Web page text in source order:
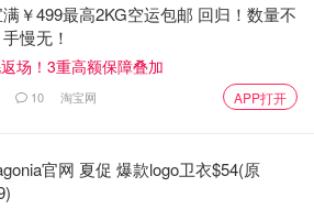
而更容易操作
下睫毛
￥499最高2KG空运包邮 回归！数量不
慢无！
场！3重高额保障叠加
10 淘宝网 APP打开
官网 夏促 爆款logo卫衣$54(原